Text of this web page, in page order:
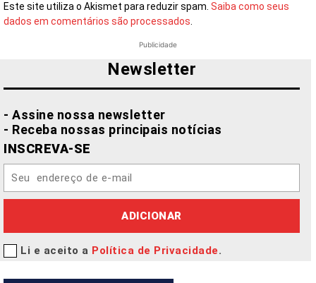
Este site utiliza o Akismet para reduzir spam. Saiba como seus
dados em comentários são processados.
Publicidade
Newsletter
- Assine nossa newsletter
- Receba nossas principais notícias
INSCREVA-SE
ADICIONAR
Li e aceito a Política de Privacidade.